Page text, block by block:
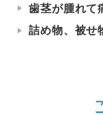
歯茎が腫れて
詰め物、被せ